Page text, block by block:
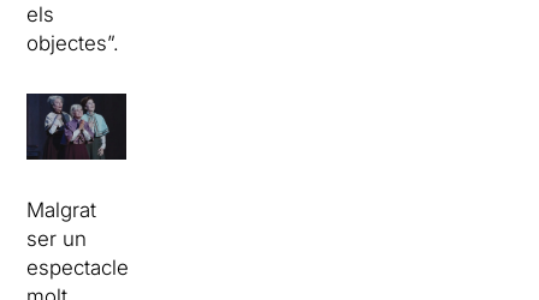
els
objectes”.
Malgrat
ser un
espectacle